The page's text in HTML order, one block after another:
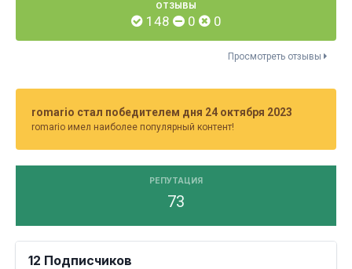
ОТЗЫВЫ
148 0 0
Просмотреть отзывы
romario стал победителем дня 24 октября 2023
romario имел наиболее популярный контент!
РЕПУТАЦИЯ
73
12 Подписчиков